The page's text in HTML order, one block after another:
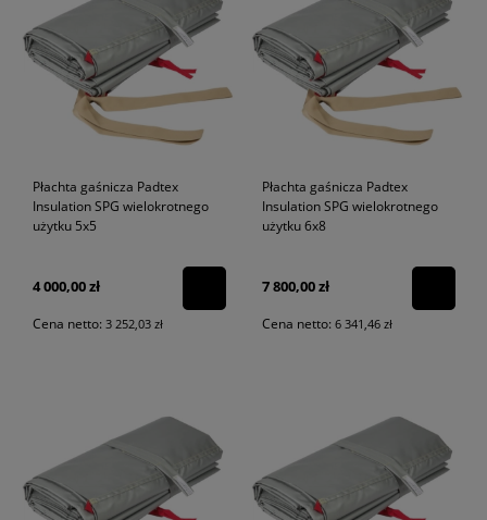
Płachta gaśnicza Padtex
Insulation SPG wielokrotnego
użytku 5x5
4 000,00 zł
Cena netto: 3 252,03 zł
Płachta gaśnicza Padtex
Insulation SPG wielokrotnego
użytku 6x8
7 800,00 zł
Cena netto: 6 341,46 zł